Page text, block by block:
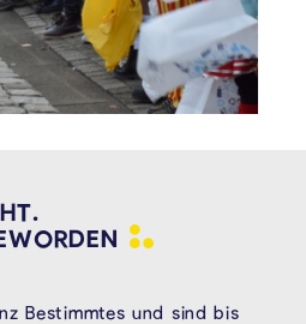
Bestimmtes und sind bis